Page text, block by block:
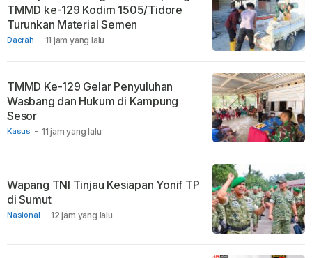
Daerah - 11 jam yang lalu
TMMD ke-129 Kodim 1505/Tidore
Turunkan Material Semen
Kasus - 11 jam yang lalu
TMMD Ke-129 Gelar Penyuluhan
Wasbang dan Hukum di Kampung
Sesor
Nasional - 12 jam yang lalu
Wapang TNI Tinjau Kesiapan Yonif TP
di Sumut